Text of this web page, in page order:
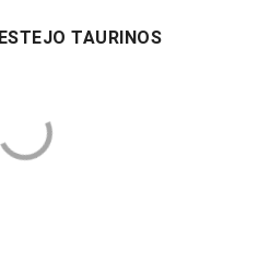
TAURINOS